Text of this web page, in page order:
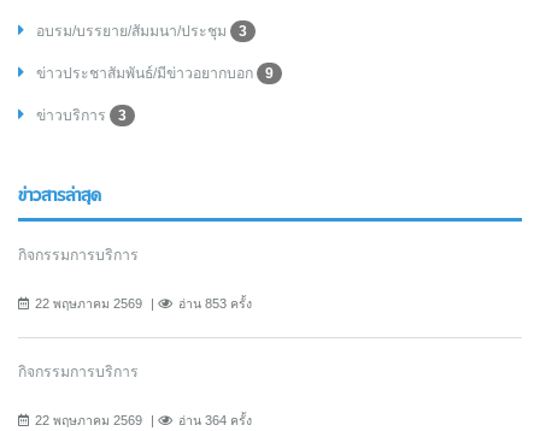
อบรม/บรรยาย/สัมมนา/ประชุม 3
ข่าวประชาสัมพันธ์/มีข่าวอยากบอก 9
ข่าวบริการ 3
ข่าวสารล่าสุด
กิจกรรมการบริการ
22 พฤษภาคม 2569 อ่าน 853 ครั้ง
กิจกรรมการบริการ
22 พฤษภาคม 2569 อ่าน 364 ครั้ง